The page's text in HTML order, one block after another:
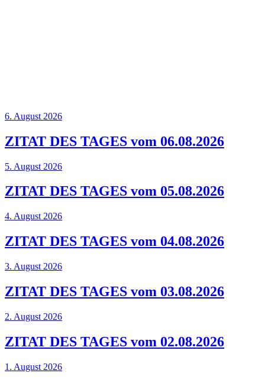
6. August 2026
ZITAT DES TAGES vom 06.08.2026
5. August 2026
ZITAT DES TAGES vom 05.08.2026
4. August 2026
ZITAT DES TAGES vom 04.08.2026
3. August 2026
ZITAT DES TAGES vom 03.08.2026
2. August 2026
ZITAT DES TAGES vom 02.08.2026
1. August 2026